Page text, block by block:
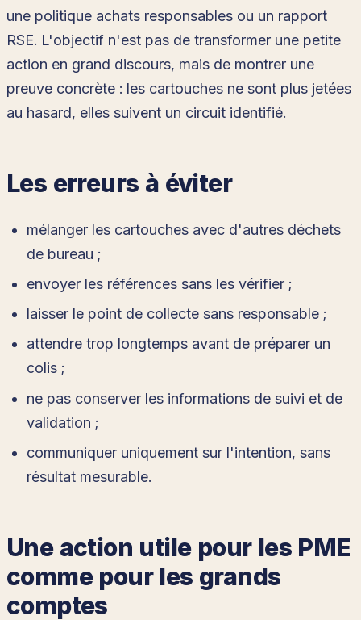
une politique achats responsables ou un rapport
RSE. L'objectif n'est pas de transformer une petite
action en grand discours, mais de montrer une
preuve concrète : les cartouches ne sont plus jetées
au hasard, elles suivent un circuit identifié.
Les erreurs à éviter
mélanger les cartouches avec d'autres déchets
de bureau ;
envoyer les références sans les vérifier ;
laisser le point de collecte sans responsable ;
attendre trop longtemps avant de préparer un
colis ;
ne pas conserver les informations de suivi et de
validation ;
communiquer uniquement sur l'intention, sans
résultat mesurable.
Une action utile pour les PME
comme pour les grands
comptes